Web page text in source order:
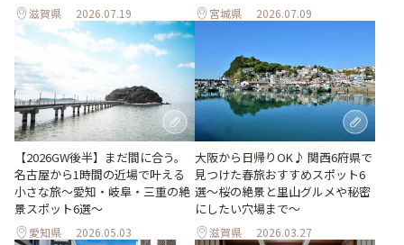
滋賀県 2026.07.19 宮城県 2026.07.09
【2026GW後半】まだ間に合う。
名古屋から1時間の近場で叶える
小さな旅～愛知・岐阜・三重の絶
景スポット6選～
愛知県 2026.05.03
大阪から日帰りOK♪ 関西6府県で
見つけた春旅おすすめスポット6
選～桜の絶景と里山グルメや秘密
にしたい穴場まで～
滋賀県 2026.03.27